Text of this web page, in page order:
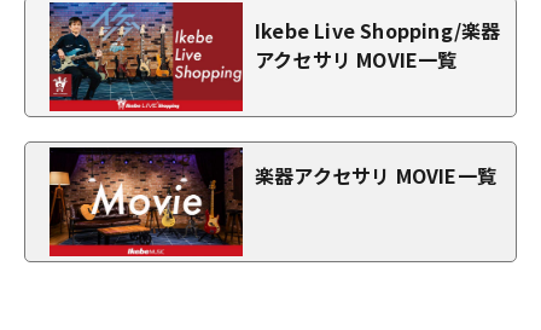
Ikebe Live Shopping/楽器
アクセサリ MOVIE一覧
楽器アクセサリ MOVIE一覧